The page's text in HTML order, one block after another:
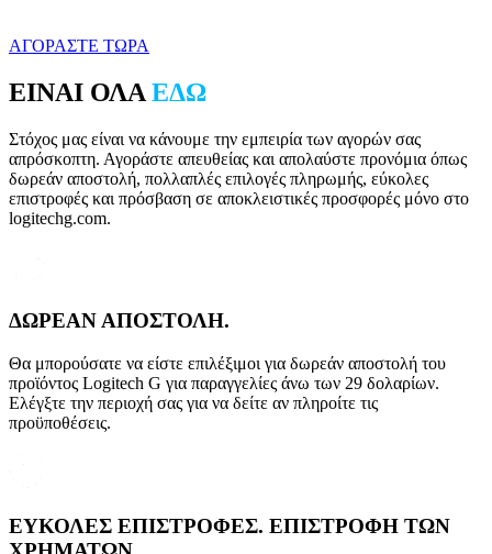
ΑΓΟΡΑΣΤΕ ΤΩΡΑ
ΕΙΝΑΙ ΟΛΑ ΕΔΩ
Στόχος μας είναι να κάνουμε την εμπειρία των αγορών σας
απρόσκοπτη. Αγοράστε απευθείας και απολαύστε προνόμια όπως
δωρεάν αποστολή, πολλαπλές επιλογές πληρωμής, εύκολες
επιστροφές και πρόσβαση σε αποκλειστικές προσφορές μόνο στο
logitechg.com.
ΔΩΡΕΑΝ ΑΠΟΣΤΟΛΗ.
Θα μπορούσατε να είστε επιλέξιμοι για δωρεάν αποστολή του
προϊόντος Logitech G για παραγγελίες άνω των 29 δολαρίων.
Ελέγξτε την περιοχή σας για να δείτε αν πληροίτε τις
προϋποθέσεις.
ΕΥΚΟΛΕΣ ΕΠΙΣΤΡΟΦΕΣ. ΕΠΙΣΤΡΟΦΗ ΤΩΝ